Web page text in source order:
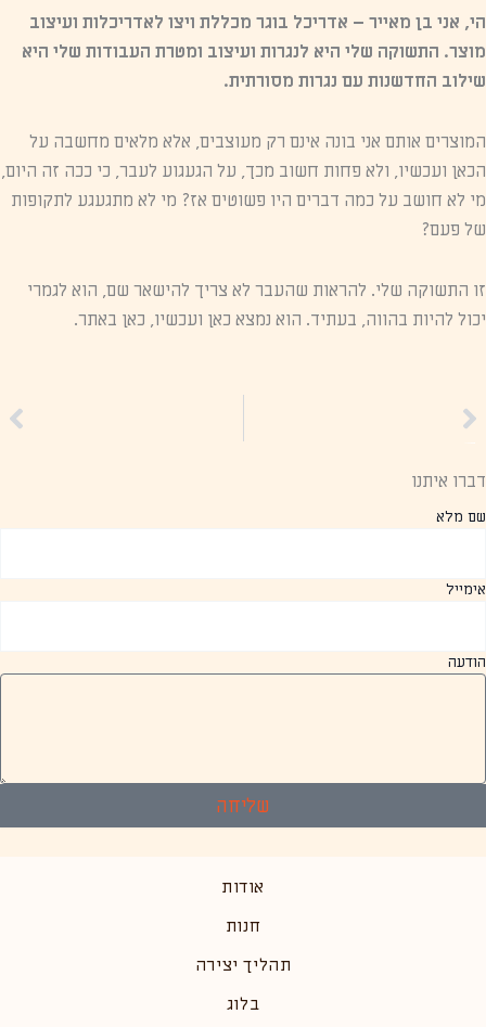
הי, אני בן מאייר – אדריכל בוגר מכללת ויצו לאדריכלות ועיצוב
מוצר. התשוקה שלי היא לנגרות ועיצוב ומטרת העבודות שלי היא
שילוב החדשנות עם נגרות מסורתית.
המוצרים אותם אני בונה אינם רק מעוצבים, אלא מלאים מחשבה על
הכאן ועכשיו, ולא פחות חשוב מכך, על הגעגוע לעבר, כי ככה זה היום,
מי לא חושב על כמה דברים היו פשוטים אז? מי לא מתגעגע לתקופות
של פעם?
זו התשוקה שלי. להראות שהעבר לא צריך להישאר שם, הוא לגמרי
יכול להיות בהווה, בעתיד. הוא נמצא כאן ועכשיו, כאן באתר.
קודם
דברו איתנו
שם מלא
אימייל
הודעה
שליחה
אודות
חנות
תהליך יצירה
בלוג